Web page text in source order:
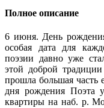
Полное описание
6 июня. День
особая дата для
поэзии давно уже
этой доброй
прошла большая
дня рождения Поэта
квартиры на наб. р.